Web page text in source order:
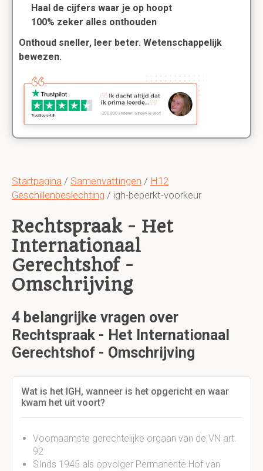
Startpagina / Samenvattingen / H12
Geschillenbeslechting / igh-beperkt-voorkeur
Rechtspraak - Het
Internationaal
Gerechtshof -
Omschrijving
4 belangrijke vragen over
Rechtspraak - Het Internationaal
Gerechtshof - Omschrijving
Wat is het IGH, wanneer is het opgericht en waar
kwam het uit voort?
Voornaamste gerechtelijke orgaan van de VN art.
92
SInds 1945 als opvolger Permanente Hof van
Haal de cijfers waar je op hoopt
100% zeker alles onthouden
Onthoud sneller, leer beter. Wetenschappelijk
bewezen.